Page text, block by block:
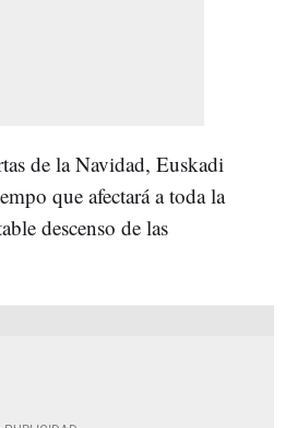
de la Navidad, Euskadi
que afectará a toda la
descenso de las